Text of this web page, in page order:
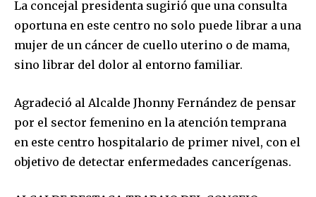
La concejal presidenta sugirió que una consulta
oportuna en este centro no solo puede librar a una
mujer de un cáncer de cuello uterino o de mama,
sino librar del dolor al entorno familiar.
Agradeció al Alcalde Jhonny Fernández de pensar
por el sector femenino en la atención temprana
en este centro hospitalario de primer nivel, con el
objetivo de detectar enfermedades cancerígenas.